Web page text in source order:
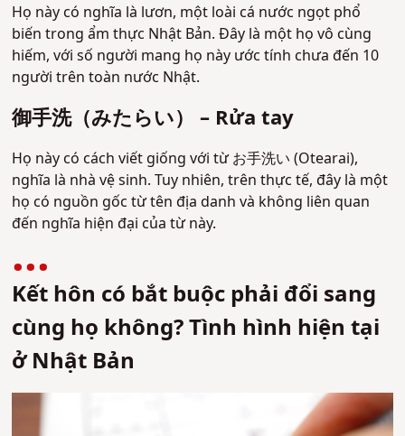
Họ này có nghĩa là lươn, một loài cá nước ngọt phổ
biến trong ẩm thực Nhật Bản. Đây là một họ vô cùng
hiếm, với số người mang họ này ước tính chưa đến 10
người trên toàn nước Nhật.
御手洗（みたらい） – Rửa tay
Họ này có cách viết giống với từ お手洗い (Otearai),
nghĩa là nhà vệ sinh. Tuy nhiên, trên thực tế, đây là một
họ có nguồn gốc từ tên địa danh và không liên quan
đến nghĩa hiện đại của từ này.
Kết hôn có bắt buộc phải đổi sang
cùng họ không? Tình hình hiện tại
ở Nhật Bản